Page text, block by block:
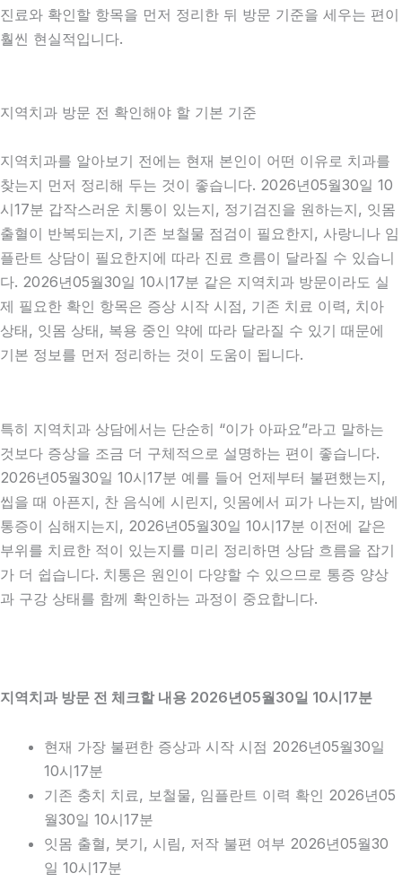
진료와 확인할 항목을 먼저 정리한 뒤 방문 기준을 세우는 편이
훨씬 현실적입니다.
지역치과 방문 전 확인해야 할 기본 기준
지역치과를 알아보기 전에는 현재 본인이 어떤 이유로 치과를
찾는지 먼저 정리해 두는 것이 좋습니다. 2026년05월30일 10
시17분 갑작스러운 치통이 있는지, 정기검진을 원하는지, 잇몸
출혈이 반복되는지, 기존 보철물 점검이 필요한지, 사랑니나 임
플란트 상담이 필요한지에 따라 진료 흐름이 달라질 수 있습니
다. 2026년05월30일 10시17분 같은 지역치과 방문이라도 실
제 필요한 확인 항목은 증상 시작 시점, 기존 치료 이력, 치아
상태, 잇몸 상태, 복용 중인 약에 따라 달라질 수 있기 때문에
기본 정보를 먼저 정리하는 것이 도움이 됩니다.
특히 지역치과 상담에서는 단순히 “이가 아파요”라고 말하는
것보다 증상을 조금 더 구체적으로 설명하는 편이 좋습니다.
2026년05월30일 10시17분 예를 들어 언제부터 불편했는지,
씹을 때 아픈지, 찬 음식에 시린지, 잇몸에서 피가 나는지, 밤에
통증이 심해지는지, 2026년05월30일 10시17분 이전에 같은
부위를 치료한 적이 있는지를 미리 정리하면 상담 흐름을 잡기
가 더 쉽습니다. 치통은 원인이 다양할 수 있으므로 통증 양상
과 구강 상태를 함께 확인하는 과정이 중요합니다.
지역치과 방문 전 체크할 내용 2026년05월30일 10시17분
현재 가장 불편한 증상과 시작 시점 2026년05월30일
10시17분
기존 충치 치료, 보철물, 임플란트 이력 확인 2026년05
월30일 10시17분
잇몸 출혈, 붓기, 시림, 저작 불편 여부 2026년05월30
일 10시17분